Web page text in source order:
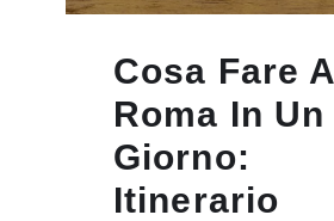
Cosa Fare A
Roma In Un
Giorno:
Itinerario